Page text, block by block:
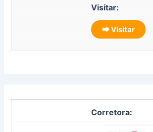
Visitar:
⮕ Visitar
Corretora: